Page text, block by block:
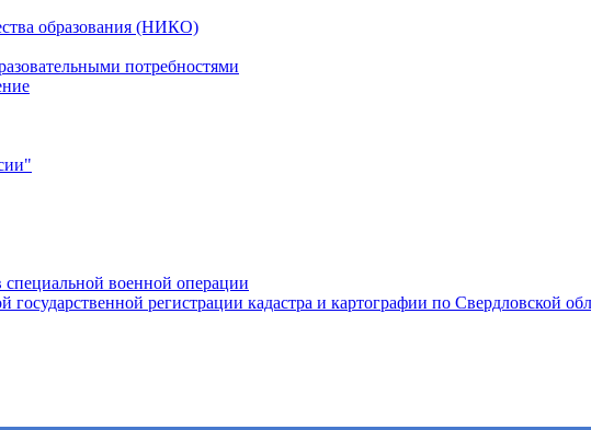
образования (НИКО)
потребностями
специальной военной операции
регистрации кадастра и картографии по Свердловской